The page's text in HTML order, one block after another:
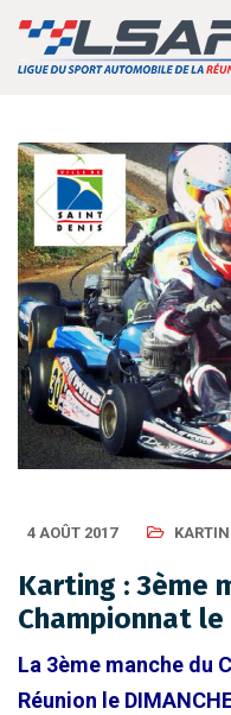
4 AOÛT 2017
Karting : 3ème
Championnat le
La 3ème manche du
Réunion le